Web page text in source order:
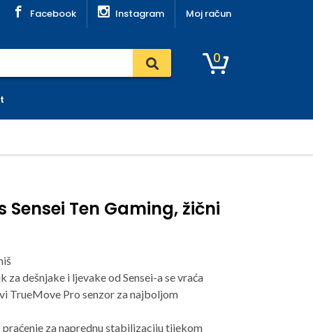
Facebook Instagram Moj račun
0
Sensei Ten Gaming, žični
za dešnjake i ljevake od Sensei-a se vraća
TrueMove Pro senzor za najboljom
za naprednu stabilizaciju tijekom